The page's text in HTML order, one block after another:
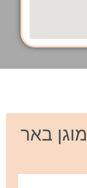
באר